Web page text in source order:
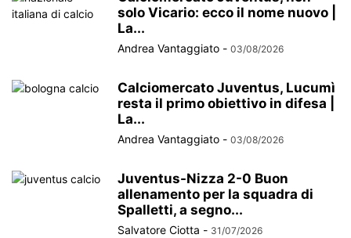
solo Vicario: ecco il nome nuovo |
La...
Andrea Vantaggiato - 03/08/2026
Calciomercato Juventus, Lucumì
resta il primo obiettivo in difesa |
La...
Andrea Vantaggiato - 03/08/2026
Juventus-Nizza 2-0 Buon
allenamento per la squadra di
Spalletti, a segno...
Salvatore Ciotta - 31/07/2026